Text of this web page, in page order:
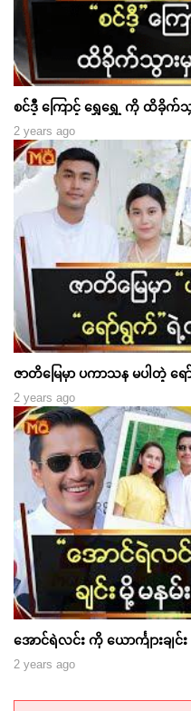
စင်ဒီ့ ကြောင့် ရွှေရွှေ့ ကို ထိခိုက်သွ
2 years ago
ဇာတိမြေမှာ ပကာသန မပါတဲ့
2 years ago
အောင်ရဲလင်း ကို ယောင်္ကျားချင်
2 years ago